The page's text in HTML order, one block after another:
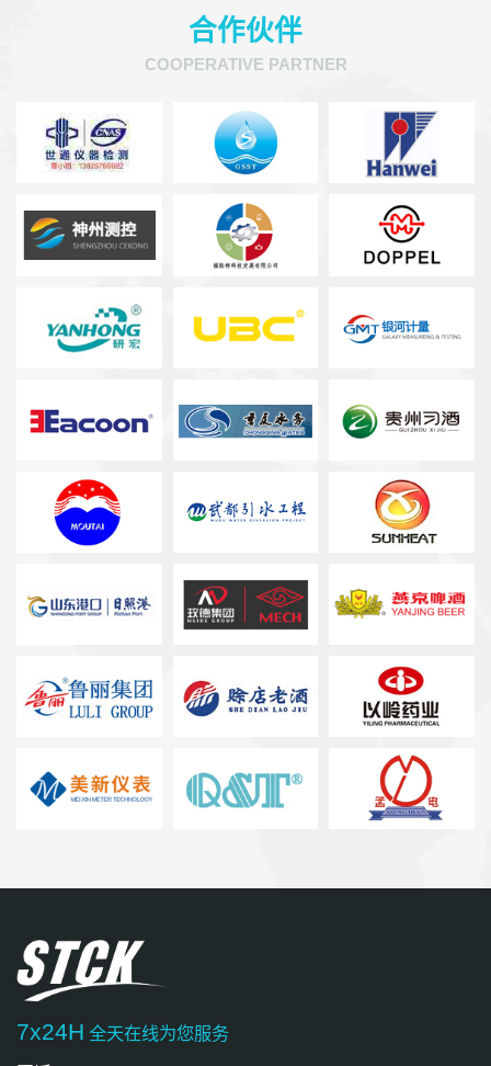
合作伙伴
COOPERATIVE PARTNER
7x24H 全天在线为您服务